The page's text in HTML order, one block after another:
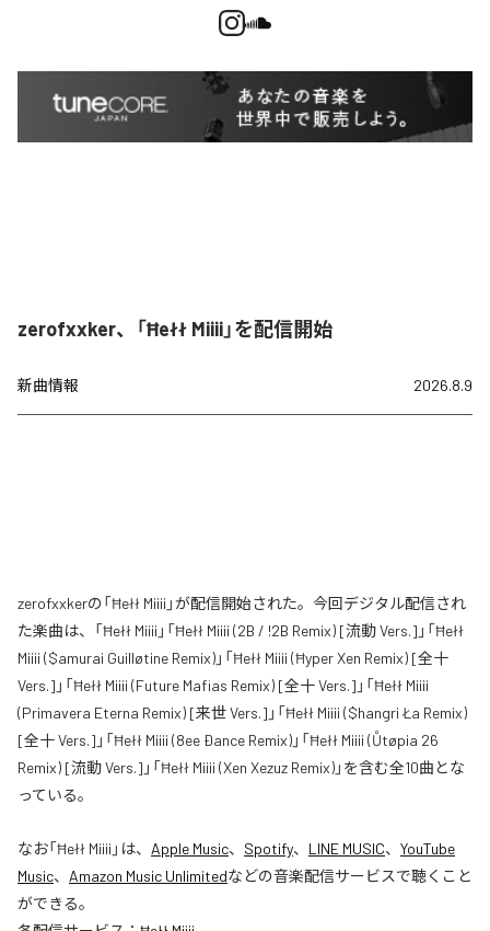
zerofxxker、「Ħełł Miiii」を配信開始
新曲情報 2026.8.9
zerofxxkerの「Ħełł Miiii」が配信開始された。今回デジタル配信され
た楽曲は、「Ħełł Miiii」「Ħełł Miiii (2B / !2B Remix) [流動 Vers.]」「Ħełł
Miiii ($amurai Guilløtine Remix)」「Ħełł Miiii (Ħyper Xen Remix) [全十
Vers.]」「Ħełł Miiii (Future Mafias Remix) [全十 Vers.]」「Ħełł Miiii
(Primavera Eterna Remix) [来世 Vers.]」「Ħełł Miiii ($hangri Ła Remix)
[全十 Vers.]」「Ħełł Miiii (8ee Ðance Remix)」「Ħełł Miiii (Ůtøpia 26
Remix) [流動 Vers.]」「Ħełł Miiii (Xen Xezuz Remix)」を含む全10曲とな
っている。
なお「Ħełł Miiii 」は、 Apple Music、 Spotify、 LINE MUSIC、 YouTube
Music、 Amazon Music Unlimitedなどの音楽配信サービスで聴くこと
ができる。